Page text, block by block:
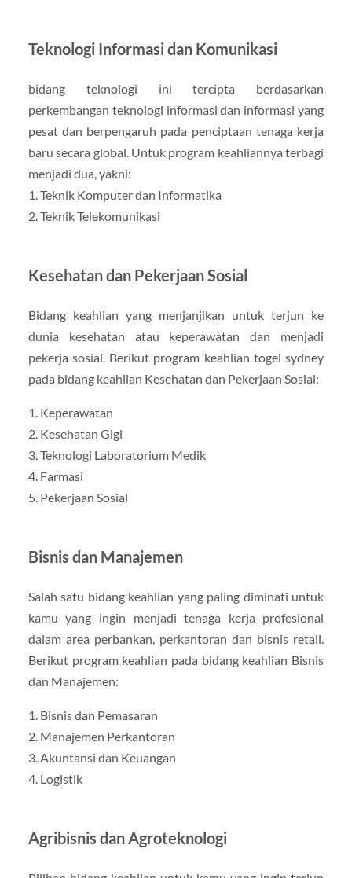
Teknologi Informasi dan Komunikasi
bidang teknologi ini tercipta berdasarkan
perkembangan teknologi informasi dan informasi yang
pesat dan berpengaruh pada penciptaan tenaga kerja
baru secara global. Untuk program keahliannya terbagi
menjadi dua, yakni:
1. Teknik Komputer dan Informatika
2. Teknik Telekomunikasi
Kesehatan dan Pekerjaan Sosial
Bidang keahlian yang menjanjikan untuk terjun ke
dunia kesehatan atau keperawatan dan menjadi
pekerja sosial. Berikut program keahlian togel sydney
pada bidang keahlian Kesehatan dan Pekerjaan Sosial:
1. Keperawatan
2. Kesehatan Gigi
3. Teknologi Laboratorium Medik
4. Farmasi
5. Pekerjaan Sosial
Bisnis dan Manajemen
Salah satu bidang keahlian yang paling diminati untuk
kamu yang ingin menjadi tenaga kerja profesional
dalam area perbankan, perkantoran dan bisnis retail.
Berikut program keahlian pada bidang keahlian Bisnis
dan Manajemen:
1. Bisnis dan Pemasaran
2. Manajemen Perkantoran
3. Akuntansi dan Keuangan
4. Logistik
Agribisnis dan Agroteknologi